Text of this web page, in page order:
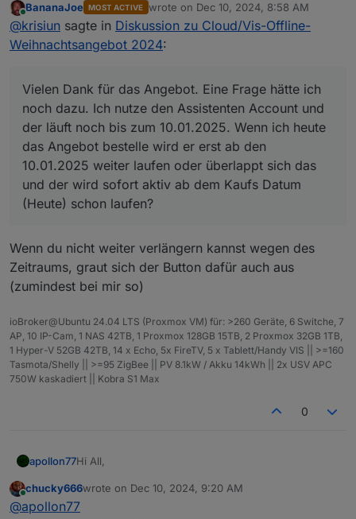
noch bis zum 10.01.2025. Wenn ich heute das Angebot
bestelle wird er erst ab den 10.01.2025 weiter laufen
oder überlappt sich das und der wird sofort aktiv ab
dem Kaufs Datum (Heute) schon laufen?
Online
BananaJoe MOST ACTIVE wrote on Dec 10, 2024, 8:58 AM
last edited by
@krisiun sagte in Diskussion zu Cloud/Vis-Offline-
Weihnachtsangebot 2024:
Vielen Dank für das Angebot. Eine Frage hätte ich
noch dazu. Ich nutze den Assistenten Account und
der läuft noch bis zum 10.01.2025. Wenn ich heute
das Angebot bestelle wird er erst ab den
10.01.2025 weiter laufen oder überlappt sich das
und der wird sofort aktiv ab dem Kaufs Datum
(Heute) schon laufen?
Wenn du nicht weiter verlängern kannst wegen des
Zeitraums, graut sich der Button dafür auch aus
(zumindest bei mir so)
ioBroker@Ubuntu 24.04 LTS (Proxmox VM) für: >260 Geräte, 6 Switche, 7
AP, 10 IP-Cam, 1 NAS 42TB, 1 Proxmox 128GB 15TB, 2 Proxmox 32GB 1TB,
1 Hyper-V 52GB 42TB, 14 x Echo, 5x FireTV, 5 x Tablett/Handy VIS || >=160
Tasmota/Shelly || >=95 ZigBee || PV 8.1kW / Akku 14kWh || 2x USV APC
750W kaskadiert || Kobra S1 Max
0
apollon77Hi All,
wie Denis in
https://forum.iobroker.net/topic/78541/cloud-vis-
Online
chucky666wrote on Dec 10, 2024, 9:20 AM
last edited by
@apollon77